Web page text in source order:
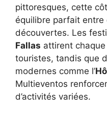
pittoresques, cette
équilibre parfait
découvertes. Les
Fallas attirent
touristes, tandis que
modernes comme l’
Multieventos
d’activités variées.